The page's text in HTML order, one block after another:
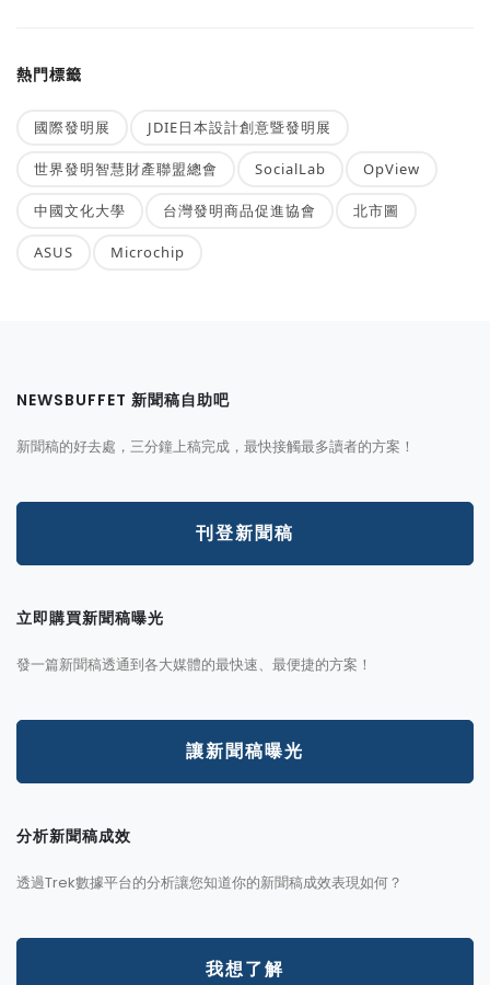
熱門標籤
國際發明展 JDIE日本設計創意暨發明展
世界發明智慧財產聯盟總會 SocialLab OpView
中國文化大學 台灣發明商品促進協會 北市圖
ASUS Microchip
NEWSBUFFET 新聞稿自助吧
新聞稿的好去處，三分鐘上稿完成，最快接觸最多讀者的方案！
刊登新聞稿
立即購買新聞稿曝光
發一篇新聞稿透通到各大媒體的最快速、最便捷的方案！
讓新聞稿曝光
分析新聞稿成效
透過Trek數據平台的分析讓您知道你的新聞稿成效表現如何？
我想了解